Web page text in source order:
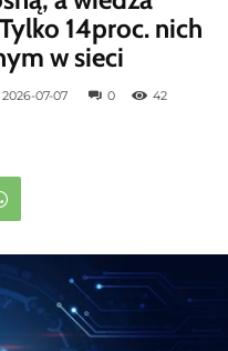
14proc. nich
w sieci
2026-07-07 0 42